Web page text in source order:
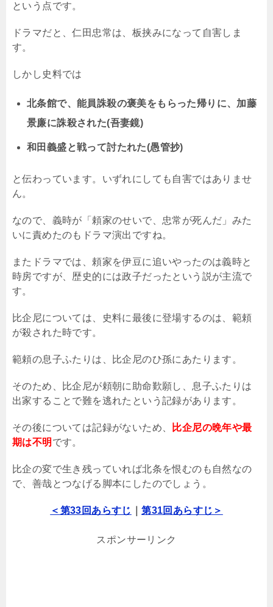
という点です。
ドラマだと、仁田忠常は、板挟みになって自害しま
す。
しかし史料では
北条館で、能員誅殺の褒美をもらった帰りに、加藤
景廉に誅殺された(吾妻鏡)
和田義盛と戦って討たれた(愚管抄)
と伝わっています。いずれにしても自害ではありませ
ん。
なので、義時が「頼家のせいで、忠常が死んだ」みた
いに責めたのもドラマ演出ですね。
またドラマでは、頼家を伊豆に追いやったのは義時と
時房ですが、歴史的には政子だったという説が主流で
す。
比企尼については、史料に最後に登場するのは、範頼
が殺された時です。
範頼の息子ふたりは、比企尼のひ孫にあたります。
そのため、比企尼が頼朝に助命歎願し、息子ふたりは
出家することで難を逃れたという記録があります。
その後については記録がないため、
比企尼の晩年や最
期は不明 です。
比企の変で生き残っていれば北条を恨むのも自然なの
で、善哉とつなげる脚本にしたのでしょう。
＜第33回あらすじ ｜第31回あらすじ＞
スポンサーリンク